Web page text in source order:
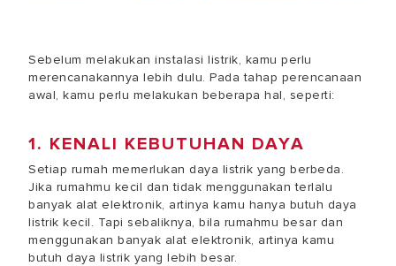
Sebelum melakukan instalasi listrik, kamu perlu
merencanakannya lebih dulu. Pada tahap perencanaan
awal, kamu perlu melakukan beberapa hal, seperti:
1. KENALI KEBUTUHAN DAYA
Setiap rumah memerlukan daya listrik yang berbeda.
Jika rumahmu kecil dan tidak menggunakan terlalu
banyak alat elektronik, artinya kamu hanya butuh daya
listrik kecil. Tapi sebaliknya, bila rumahmu besar dan
menggunakan banyak alat elektronik, artinya kamu
butuh daya listrik yang lebih besar.